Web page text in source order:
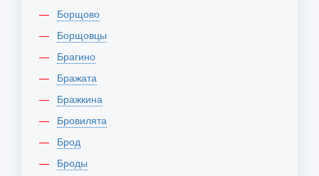
Борщово
Борщовцы
Брагино
Бражата
Бражкина
Бровилята
Брод
Броды